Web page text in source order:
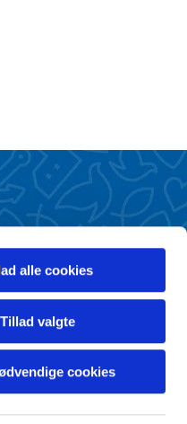
alle cookies
Tillad valgte
cookies